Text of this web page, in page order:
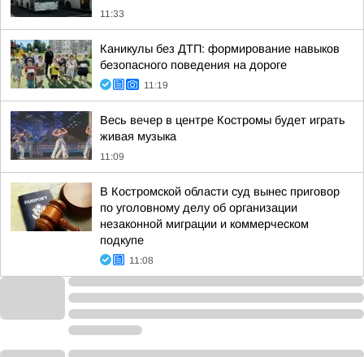
11:33
Каникулы без ДТП: формирование навыков
безопасного поведения на дороге
11:19
Весь вечер в центре Костромы будет играть
живая музыка
11:09
В Костромской области суд вынес приговор
по уголовному делу об организации
незаконной миграции и коммерческом
подкупе
11:08